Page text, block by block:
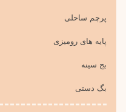
پرچم ساحلی
پایه های رومیزی
بج سینه
بگ دستی